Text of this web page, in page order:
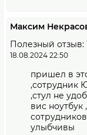
Максим
Полезный отзыв:
18.08.2024 22:50
пришел в
,сотрудник
,стул не
вис
улыбчивы